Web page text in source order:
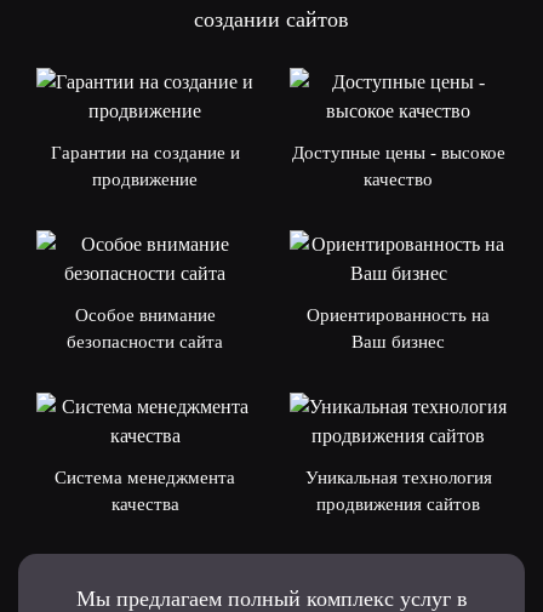
создании сайтов
Гарантии на создание и
продвижение
Доступные цены - высокое
качество
Особое внимание
безопасности сайта
Ориентированность на
Ваш бизнес
Система менеджмента
качества
Уникальная технология
продвижения сайтов
Мы предлагаем полный комплекс услуг в